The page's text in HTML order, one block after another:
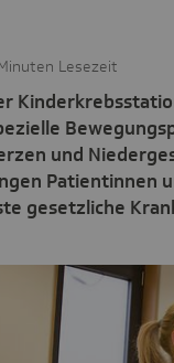
und
Patientinnen
gesetzliche
Lesezeit